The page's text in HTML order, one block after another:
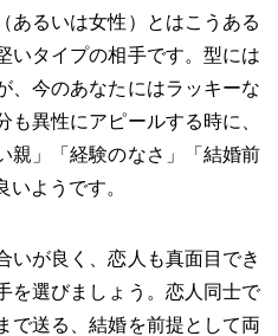
あるいは女性）とはこうある
いタイプの相手です。型には
、今のあなたにはラッキーな
も異性にアピールする時に、
親」「経験のなさ」「結婚前
ようです。
いが良く、恋人も真面目でき
を選びましょう。恋人同士で
で送る、結婚を前提として両